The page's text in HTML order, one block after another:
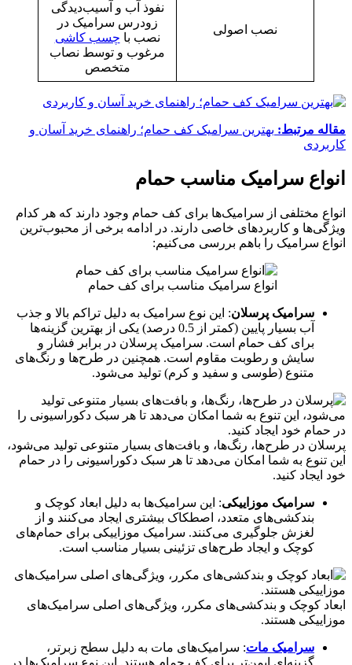
نصب اصولی
نفوذ آب و آسیب‌دیدگی
زودرس سرامیک در
نصب با چسب کاشی
مرغوب و توسط نصاب
متخصص
مقاله مرتبط: بهترین سرامیک کف حمام؛ راهنمای خرید آسان و
کاربردی
انواع سرامیک مناسب حمام
انواع مختلفی از سرامیک‌ها برای کف حمام وجود دارند که هر کدام
ویژگی‌ها و کاربردهای خاصی دارند. در ادامه برخی از محبوب‌ترین
انواع سرامیک را باهم بررسی می‌کنیم:
انواع سرامیک مناسب برای کف حمام
سرامیک پرسلان: این نوع سرامیک به دلیل تراکم بالا و جذب
آب بسیار پایین (کمتر از 0.5 درصد) یکی از بهترین گزینه‌ها
برای کف حمام است. سرامیک پرسلان در برابر فشار و
سایش و رطوبت مقاوم است. همچنین در طرح‌ها و رنگ‌های
متنوع (طوسی و سفید و کرم) تولید می‌شود.
پرسلان در طرح‌ها، رنگ‌ها، و بافت‌های بسیار متنوعی تولید می‌شود،
این تنوع به شما امکان می‌دهد تا هر سبک دکوراسیونی را در حمام
خود ایجاد کنید.
سرامیک موزاییکی: این سرامیک‌ها به دلیل ابعاد کوچک و
بندکشی‌های متعدد، اصطکاک بیشتری ایجاد می‌کنند و از
لغزش جلوگیری می‌کنند. سرامیک موزاییکی برای حمام‌های
کوچک و ایجاد طرح‌های تزئینی بسیار مناسب است.
ابعاد کوچک و بندکشی‌های مکرر، ویژگی‌های اصلی سرامیک‌های
موزاییکی هستند.
سرامیک مات: سرامیک‌های مات به دلیل سطح زبرتر،
گزینه‌ای ایمن‌تر برای کف حمام هستند. این نوع سرامیک‌ها در